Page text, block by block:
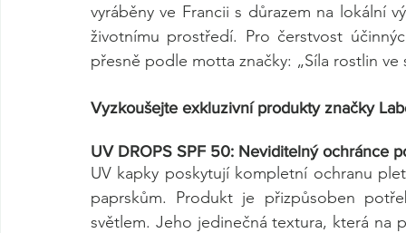
vyráběny ve Francii s důrazem na lokální
životnímu prostředí. Pro čerstvost
přesně podle motta značky: „Síla rostlin ve
Vyzkoušejte exkluzivní produkty značky
UV DROPS SPF 50: Neviditelný ochránce
UV kapky poskytují kompletní ochranu
paprskům. Produkt je přizpůsoben
světlem. Jeho jedinečná textura, která na